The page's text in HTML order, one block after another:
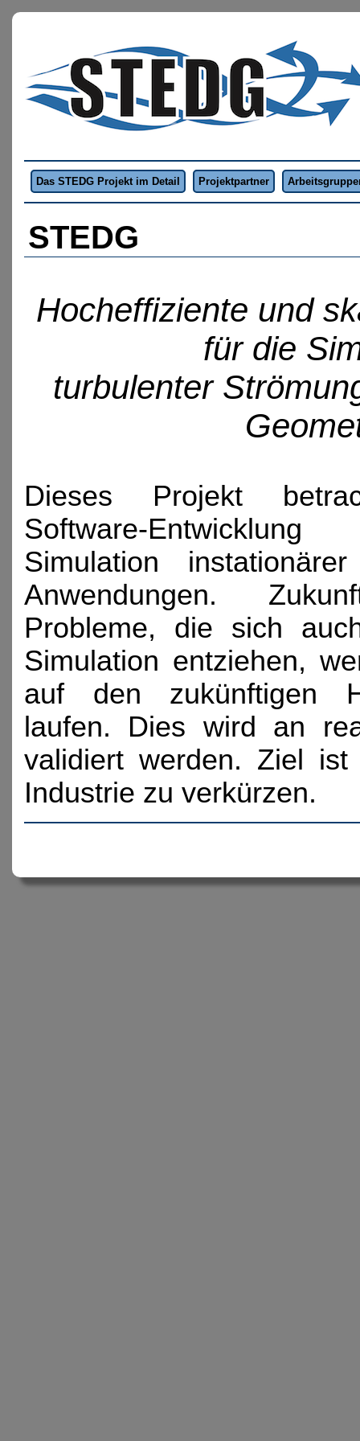
Das STEDG Projekt im Detail Projektpartner
STEDG
Hocheffiziente und
für die
turbulenter
Dieses Projekt
Software-
Simulation
Anwendungen.
Probleme, die sich
Simulation entziehen,
auf den zukünftigen
laufen. Dies wird an
validiert werden. Ziel
Industrie zu verkürzen.